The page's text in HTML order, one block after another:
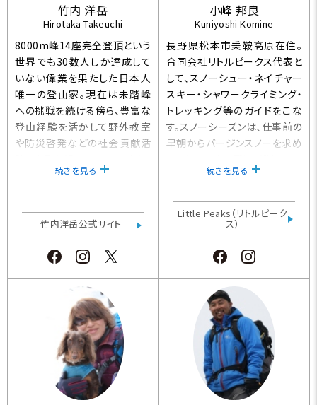
竹内 洋岳
Hirotaka Takeuchi
8000m峰14座完全登頂という
世界でも30数人しか達成して
いない偉業を果たした日本人
唯一の登山家。現在は未踏峰
への挑戦を続ける傍ら、豊富な
登山経験を活かして野外教室
や防災啓発などの社会貢献活
ルアーフィッシングやフライフィ
源流釣行は得意とするところで
す。【立正大学客員教授】
続きを見る
竹内洋岳公式サイト
小峰 邦良
Kuniyoshi Komine
長野県松本市乗鞍高原在住。
合同会社リトルピークス代表と
して、スノーシュー・ネイチャー
スキー・シャワークライミング・
トレッキング等のガイドをこな
す。スノーシーズンは、仕事前の
早朝からバージンスノーを求め
ーズンであれば、これがMTBダ
わる。とにかく動いていないと
死んでしまうかのごとく、1年36
5日、野・山・川を駆け巡ってい
る。【日本ラフティング協会認定
験活動推進協議会）リーダー・
CONE（自然体験活動推進協議
会）リーダー】
続きを見る
Little Peaks（リトルピーク
ス）